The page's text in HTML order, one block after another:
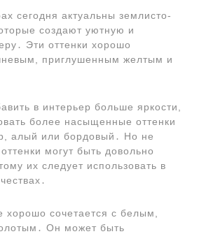
сегодня актуальны землисто-
создают уютную и
Эти оттенки хорошо
приглушенным желтым и
в интерьер больше яркости,
более насыщенные оттенки
алый или бордовый․ Но не
могут быть довольно
их следует использовать в
хорошо сочетается с белым,
Он может быть